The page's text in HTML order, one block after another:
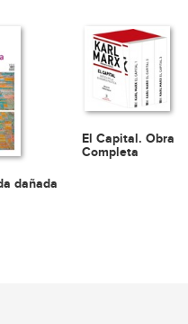
dañada
El Capital. Obra
Completa